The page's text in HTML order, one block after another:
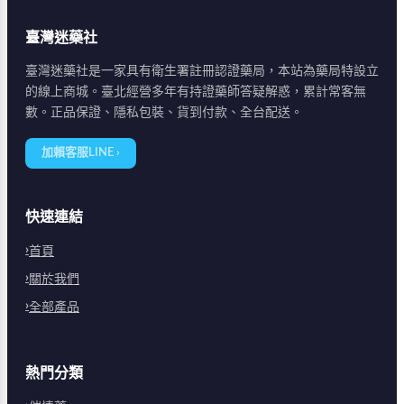
臺灣迷藥社
臺灣迷藥社是一家具有衛生署註冊認證藥局，本站為藥局特設立
的線上商城。臺北經營多年有持證藥師答疑解惑，累計常客無
數。正品保證、隱私包裝、貨到付款、全台配送。
加賴客服LINE ›
快速連結
首頁
關於我們
全部產品
熱門分類